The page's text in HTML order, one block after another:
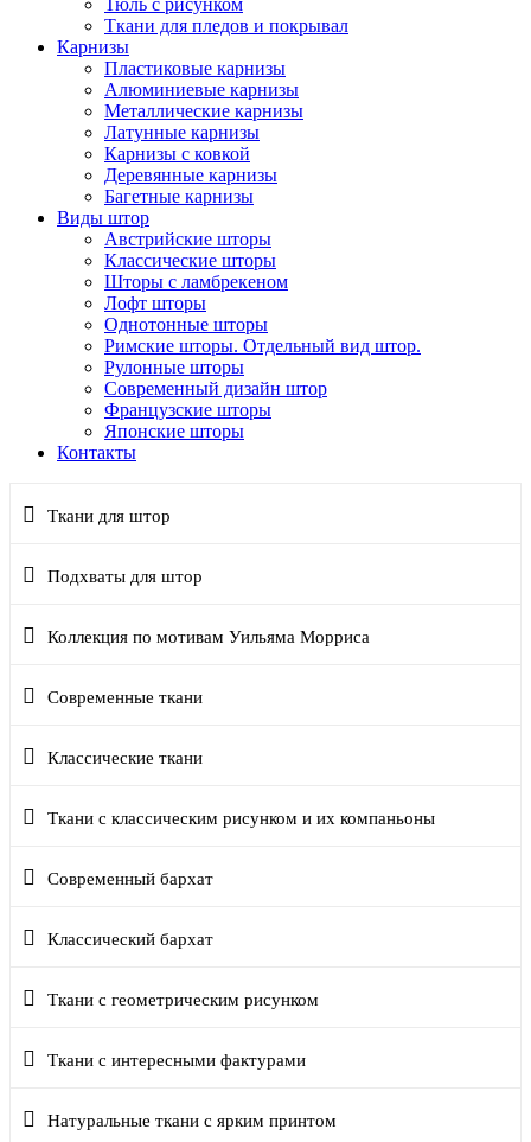
Ткани для пледов и покрывал
Карнизы
Пластиковые карнизы
Алюминиевые карнизы
Металлические карнизы
Латунные карнизы
Карнизы с ковкой
Деревянные карнизы
Багетные карнизы
Виды штор
Австрийские шторы
Классические шторы
Шторы с ламбрекеном
Лофт шторы
Однотонные шторы
Римские шторы. Отдельный вид штор.
Рулонные шторы
Современный дизайн штор
Французские шторы
Японские шторы
Контакты
Ткани для штор
Подхваты для штор
Коллекция по мотивам Уильяма Морриса
Современные ткани
Классические ткани
Ткани с классическим рисунком и их компаньоны
Современный бархат
Классический бархат
Ткани с геометрическим рисунком
Ткани с интересными фактурами
Натуральные ткани с ярким принтом